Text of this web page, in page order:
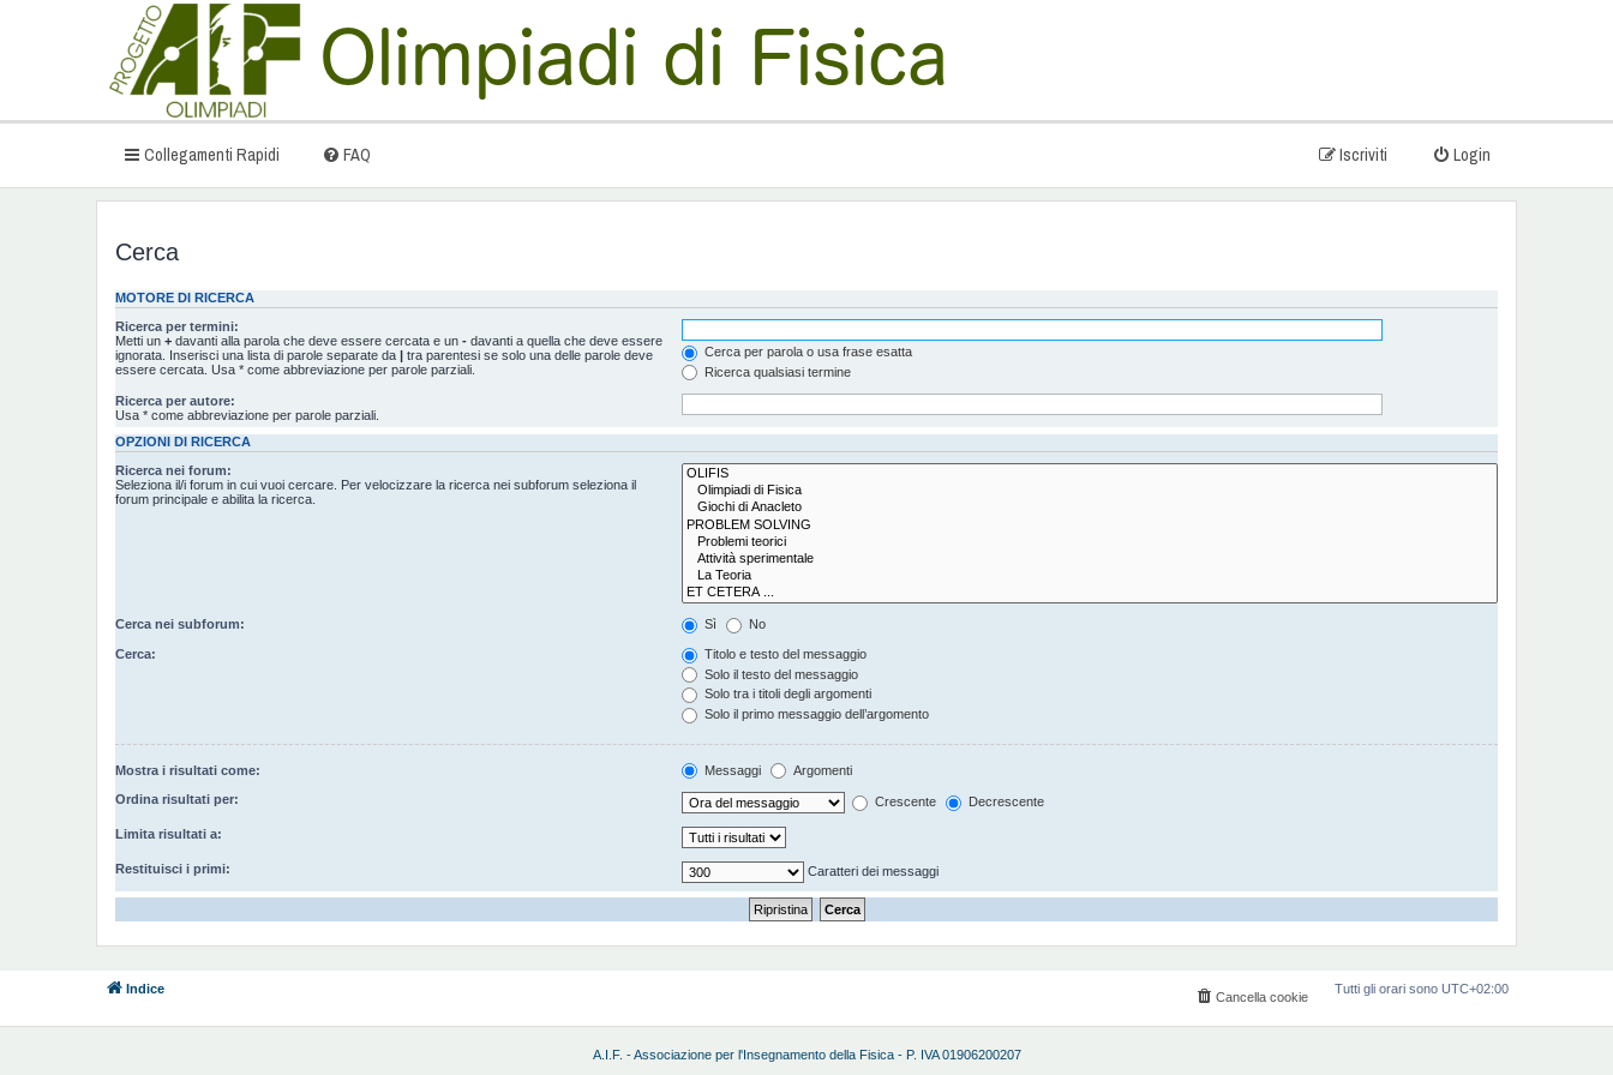
Collegamenti Rapidi FAQ Login
Iscriviti
Cerca
MOTORE DI RICERCA
Ricerca per termini:
Metti un + davanti alla parola che deve essere cercata e un - davanti a quella che deve essere
ignorata. Inserisci una lista di parole separate da
tra parentesi se solo una delle parole deve
essere cercata. Usa * come abbreviazione per parole parziali.
Cerca per parola o usa frase esatta
Ricerca qualsiasi termine
Ricerca per autore:
Usa * come abbreviazione per parole parziali.
OPZIONI DI RICERCA
Ricerca nei forum:
Seleziona il/i forum in cui vuoi cercare. Per velocizzare la ricerca nei subforum seleziona il
forum principale e abilita la ricerca.
Cerca nei subforum: Sì No
Cerca:
Titolo e testo del messaggio
Solo il testo del messaggio
Solo tra i titoli degli argomenti
Solo il primo messaggio dell’argomento
Mostra i risultati come: Messaggi Argomenti
Ordina risultati per: Crescente Decrescente
Limita risultati a:
Restituisci i primi: Caratteri dei messaggi
Indice Tutti gli orari sono UTC+02:00
Cancella cookie
A.I.F. - Associazione per l'Insegnamento della Fisica - P. IVA 01906200207